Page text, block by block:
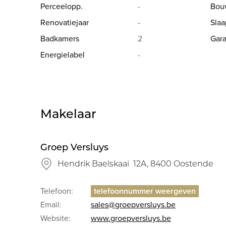
Perceelopp.
-
Renovatiejaar
-
Badkamers
2
Energielabel
-
Makelaar
Groep Versluys
Hendrik Baelskaai 12A, 8400 Oostende
Telefoon:
Email:
sales@groepversluys.be
Website:
www.groepversluys.be